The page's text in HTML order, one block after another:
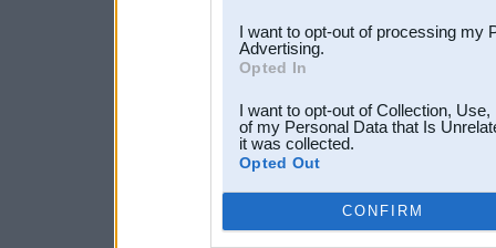
I want to opt-out of processing my
Advertising.
Opted In
I want to opt-out of Collection,
of my Personal Data that Is
it was collected.
Opted Out
CONFIRM